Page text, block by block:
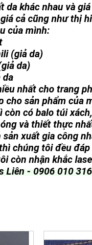
da khác nhau và
cả cũng như thị
của mình:
da)
da)
nhất cho trang
cho sản phẩm của
còn có balo túi
và thiết thực
xuất gia công
chúng tôi đều
còn nhận khắc
Liên - 0906 010 316